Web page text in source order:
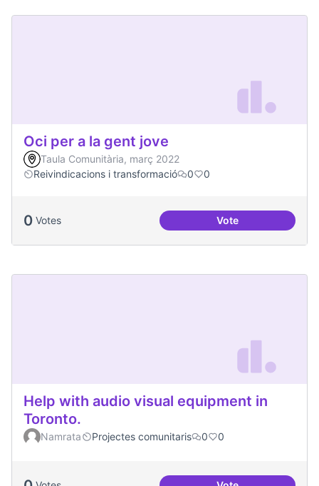
Oci per a la gent jove
Taula Comunitària, març 2022
Reivindicacions i transformació
0 0
0 Votes VoteOci per a la gent
Help with audio visual equipment in
Toronto.
Namrata Projectes comunitaris 0 0